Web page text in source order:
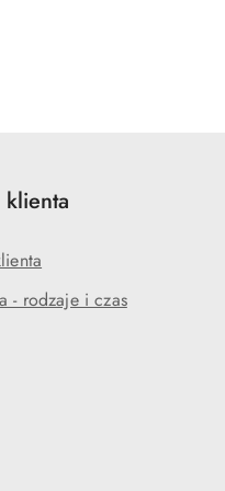
klienta
- rodzaje i czas